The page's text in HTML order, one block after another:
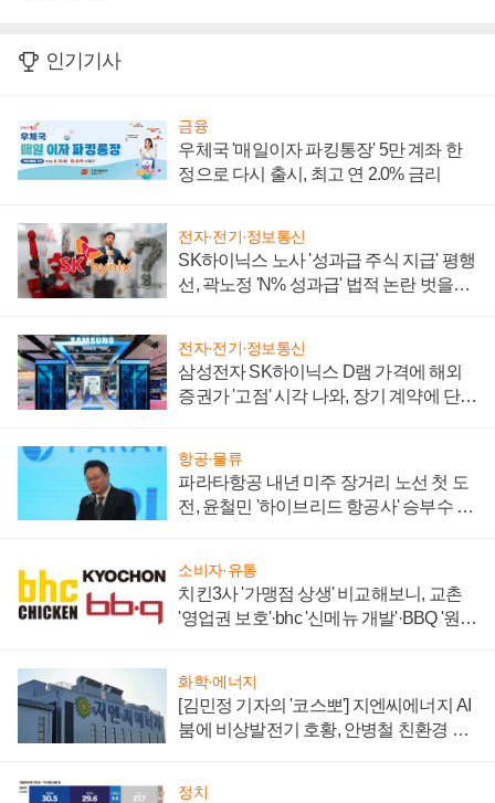
인기기사
금융
우체국 '매일이자 파킹통장' 5만 계좌 한
정으로 다시 출시, 최고 연 2.0% 금리
전자·전기·정보통신
SK하이닉스 노사 '성과급 주식 지급' 평행
선, 곽노정 'N% 성과급' 법적 논란 벗을지
전자·전기·정보통신
삼성전자 SK하이닉스 D램 가격에 해외
증권가 '고점' 시각 나와, 장기 계약에 단점
항공·물류
파라타항공 내년 미주 장거리 노선 첫 도
전, 윤철민 '하이브리드 항공사' 승부수 통
소비자·유통
치킨3사 '가맹점 상생' 비교해보니, 교촌
'영업권 보호'·bhc '신메뉴 개발'·BBQ '원가
화학·에너지
[김민정 기자의 '코스뽀'] 지엔씨에너지 AI
붐에 비상발전기 호황, 안병철 친환경 에
정치